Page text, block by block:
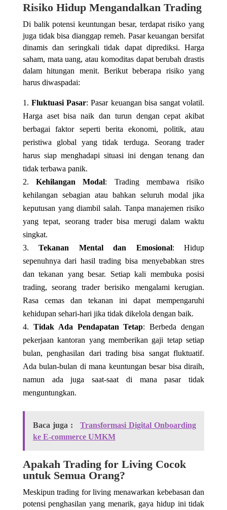
Risiko Hidup Mengandalkan Trading
Di balik potensi keuntungan besar, terdapat risiko yang
juga tidak bisa dianggap remeh. Pasar keuangan bersifat
dinamis dan seringkali tidak dapat diprediksi. Harga
saham, mata uang, atau komoditas dapat berubah drastis
dalam hitungan menit. Berikut beberapa risiko yang
harus diwaspadai:
Fluktuasi Pasar: Pasar keuangan bisa sangat volatil.
Harga aset bisa naik dan turun dengan cepat akibat
berbagai faktor seperti berita ekonomi, politik, atau
peristiwa global yang tidak terduga. Seorang trader
harus siap menghadapi situasi ini dengan tenang dan
tidak terbawa panik.
Kehilangan Modal: Trading membawa risiko
kehilangan sebagian atau bahkan seluruh modal jika
keputusan yang diambil salah. Tanpa manajemen risiko
yang tepat, seorang trader bisa merugi dalam waktu
singkat.
Tekanan Mental dan Emosional: Hidup
sepenuhnya dari hasil trading bisa menyebabkan stres
dan tekanan yang besar. Setiap kali membuka posisi
trading, seorang trader berisiko mengalami kerugian.
Rasa cemas dan tekanan ini dapat mempengaruhi
kehidupan sehari-hari jika tidak dikelola dengan baik.
Tidak Ada Pendapatan Tetap: Berbeda dengan
pekerjaan kantoran yang memberikan gaji tetap setiap
bulan, penghasilan dari trading bisa sangat fluktuatif.
Ada bulan-bulan di mana keuntungan besar bisa diraih,
namun ada juga saat-saat di mana pasar tidak
menguntungkan.
Baca juga :
Transformasi Digital Onboarding
ke E-commerce UMKM
Apakah Trading for Living Cocok
untuk Semua Orang?
Meskipun trading for living menawarkan kebebasan dan
potensi penghasilan yang menarik, gaya hidup ini tidak